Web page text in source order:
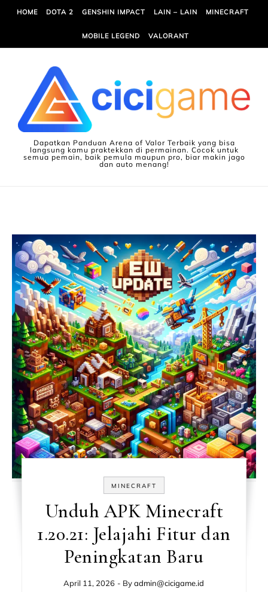
Skip to content
HOME DOTA 2 GENSHIN IMPACT LAIN – LAIN MINECRAFT
MOBILE LEGEND VALORANT
Dapatkan Panduan Arena of Valor Terbaik yang bisa
langsung kamu praktekkan di permainan. Cocok untuk
semua pemain, baik pemula maupun pro, biar makin jago
dan auto menang!
MINECRAFT
Unduh APK Minecraft
1.20.21: Jelajahi Fitur dan
Peningkatan Baru
April 11, 2026 - Byadmin@cicigame.id